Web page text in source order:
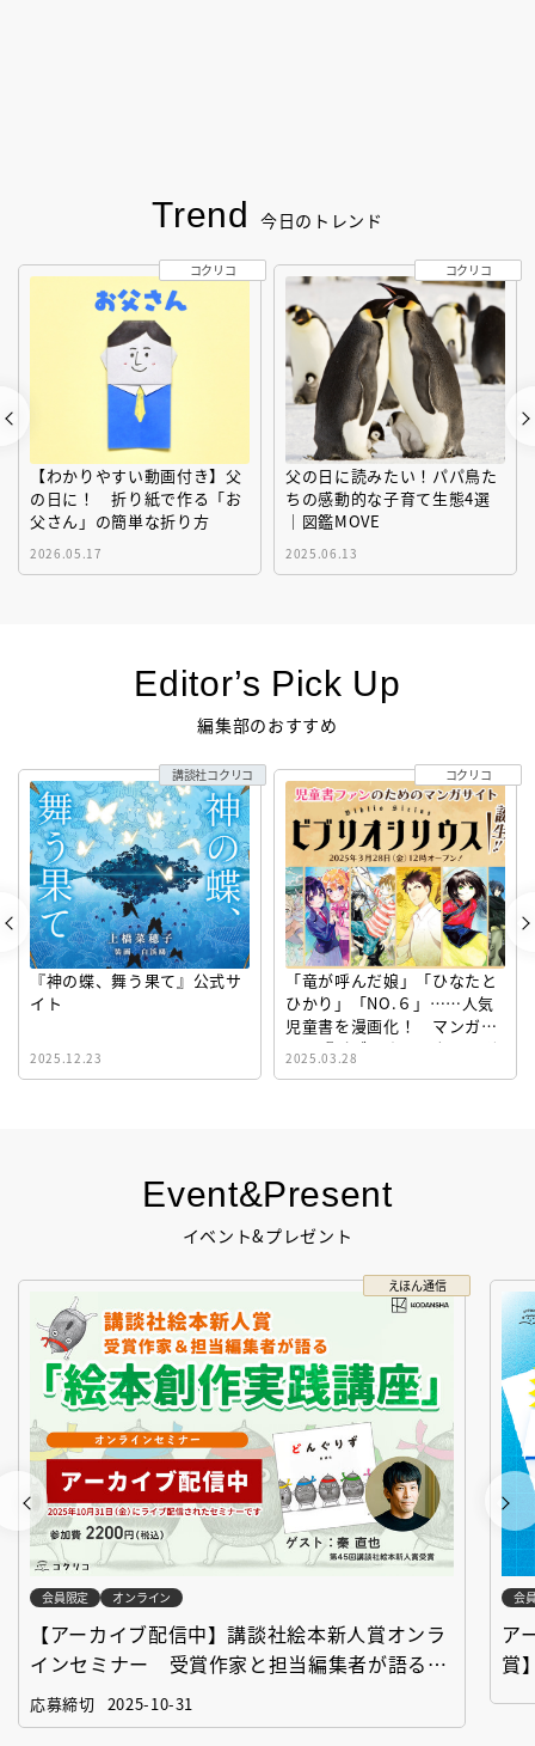
Event&Present
イベント&プレゼント
えほん通信
会員限定 オンライン
【アーカイブ配信中】講談社絵本新人賞オンラ
インセミナー 受賞作家と担当編集者が語る
「絵本創作実践講座」
応募締切 2025-10-31
会
ア
賞
Trend 今日のトレンド
【わかりやすい動画付き】父
の日に！ 折り紙で作る「お
父さん」の簡単な折り方
2026.05.17
コクリコ
父の日に読みたい！パパ鳥た
ちの感動的な子育て生態4選
｜図鑑MOVE
2025.06.13
コクリコ
Editor’s Pick Up
編集部のおすすめ
『神の蝶、舞う果て』公式サ
イト
2025.12.23
講談社コクリコ
「竜が呼んだ娘」「ひなたと
ひかり」「NO.６」……人気
児童書を漫画化！ マンガサ
イト『ビブリオシリウス』誕
生！
2025.03.28
コクリコ